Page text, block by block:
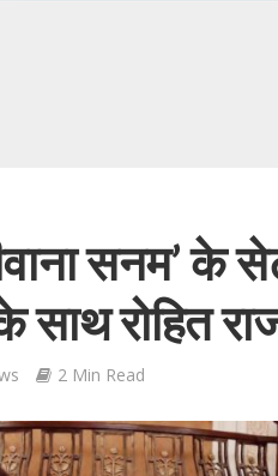
सनम’
रोहित
2 Min Read